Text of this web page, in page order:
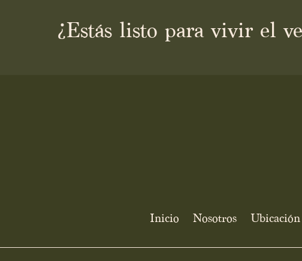
¿Estás listo para vivir el
Inicio Nosotros Ubicación